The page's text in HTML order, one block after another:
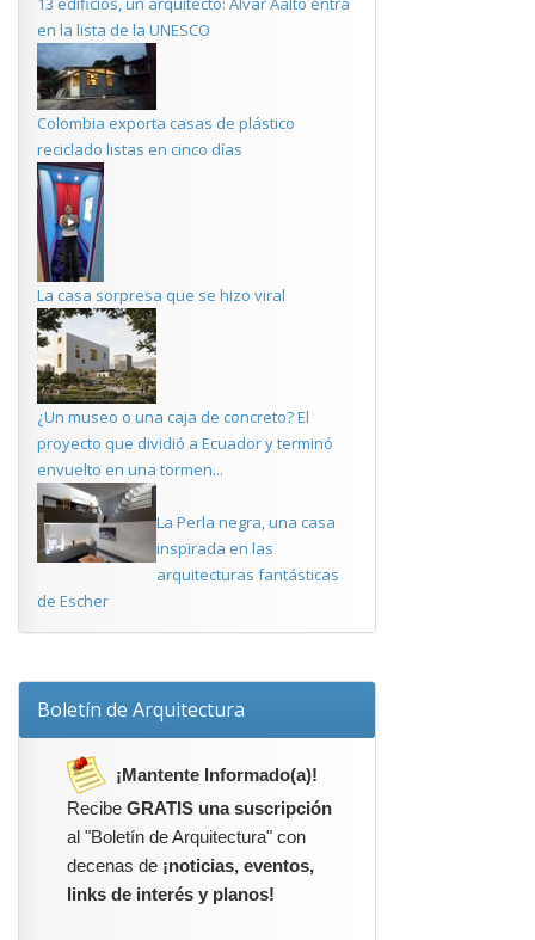
en la lista de la UNESCO
Colombia exporta casas de plástico
reciclado listas en cinco días
La casa sorpresa que se hizo viral
¿Un museo o una caja de concreto? El
proyecto que dividió a Ecuador y terminó
envuelto en una tormen...
La Perla negra, una casa
inspirada en las
arquitecturas fantásticas
de Escher
Boletín de Arquitectura
¡Mantente Informado(a)!
Recibe GRATIS una suscripción
al "Boletín de Arquitectura" con
decenas de ¡noticias, eventos,
links de interés y planos!